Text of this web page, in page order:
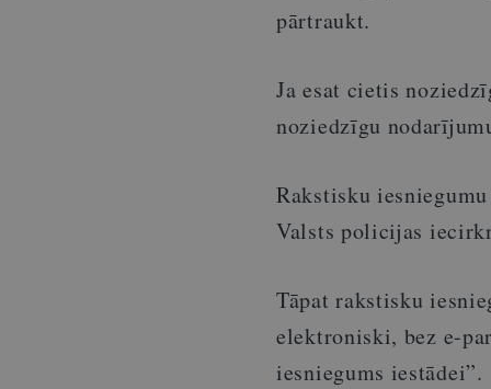
pārtraukt.
Ja esat cietis
noziedzīgu
Rakstisku
Valsts policijas
Tāpat rakstisku
elektroniski, bez e-
iesniegums iestādei”.